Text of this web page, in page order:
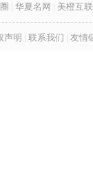
| 华夏名网 | 美橙互联
声明 | 联系我们 | 友情